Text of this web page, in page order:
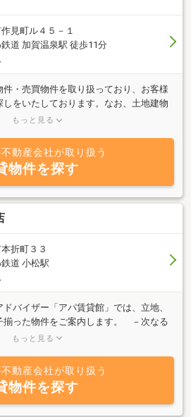
見町ル４５－１
鉄道 加賀温泉駅 徒歩11分
・売買物件を取り扱っており、お客様
をいたしております。なお、土地建物
）のご相談などありましたら、よろこん
もっと見る
動産会社が取り扱う
物件を探す
折町３３
鉄道 小松駅
バイザー「アパ賃貸館」では、立地、
揃った物件をご案内します。 －次なる
ション。「ホテル」＆「マンション」の
点を結ぶネットワークと、それをイキイ
できたとき、そこに独創的な新しい価値
グループが提唱しているのが、「アパの
くる人々が、休日などに全国に展開さ
もっと見る
動産会社が取り扱う
物件を探す